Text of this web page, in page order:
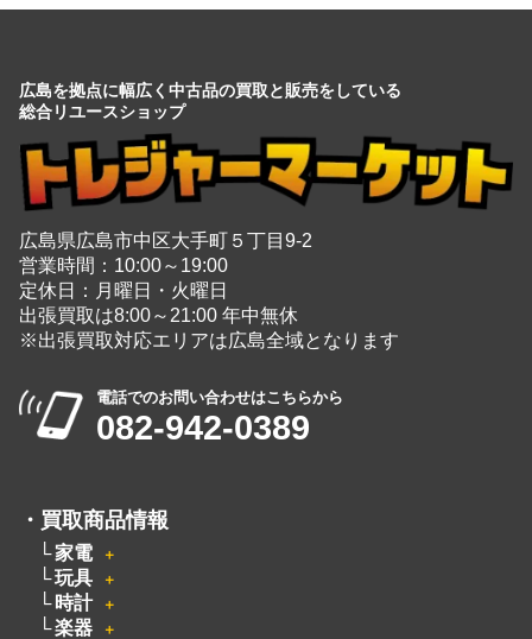
広島を拠点に幅広く中古品の買取と販売をしている
総合リユースショップ
広島県広島市中区大手町５丁目9-2
営業時間：10:00～19:00
定休日：月曜日・火曜日
出張買取は8:00～21:00 年中無休
※出張買取対応エリアは広島全域となります
電話でのお問い合わせはこちらから
082-942-0389
・ 買取商品情報
家電 ＋
玩具 ＋
時計 ＋
楽器 ＋